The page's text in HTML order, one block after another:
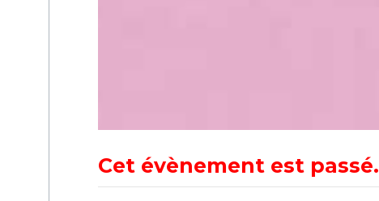
Cet évènement est passé.